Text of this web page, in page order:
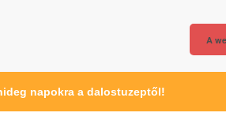
napokra a dalostuzeptől!
A